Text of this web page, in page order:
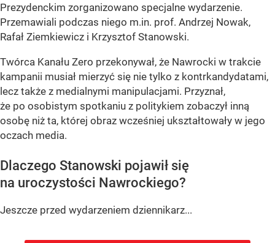
Prezydenckim zorganizowano specjalne wydarzenie.
Przemawiali podczas niego m.in. prof. Andrzej Nowak,
Rafał Ziemkiewicz i Krzysztof Stanowski.
Twórca Kanału Zero przekonywał, że Nawrocki w trakcie
kampanii musiał mierzyć się nie tylko z kontrkandydatami,
lecz także z medialnymi manipulacjami. Przyznał,
że po osobistym spotkaniu z politykiem zobaczył inną
osobę niż ta, której obraz wcześniej ukształtowały w jego
oczach media.
Dlaczego Stanowski pojawił się
na uroczystości Nawrockiego?
Jeszcze przed wydarzeniem dziennikarz...